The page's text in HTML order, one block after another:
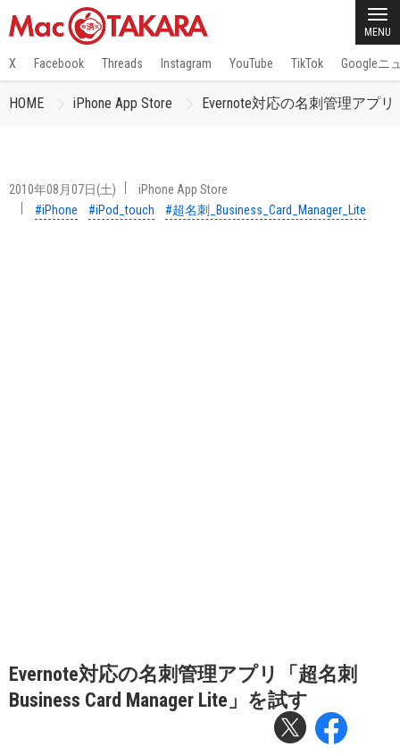
MENU
X Facebook Threads Instagram YouTube TikTok Googleニ
HOME iPhone App Store Evernote対応の名刺管理アプリ
2010年08月07日(土)
iPhone App Store
#iPhone
#iPod_touch #超名刺_Business_Card_Manager_Lite
Evernote対応の名刺管理アプリ「超名刺
Business Card Manager Lite」を試す